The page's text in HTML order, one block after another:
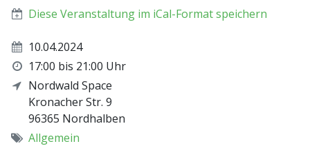
Diese Veranstaltung im iCal-Format speichern
10.04.2024
17:00 bis 21:00 Uhr
Nordwald Space
Kronacher Str. 9
96365 Nordhalben
Allgemein